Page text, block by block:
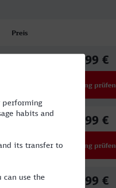
Preis
61,99 €
Verbindung prüfen
61,99 €
Verbindung prüfen
27,99 €